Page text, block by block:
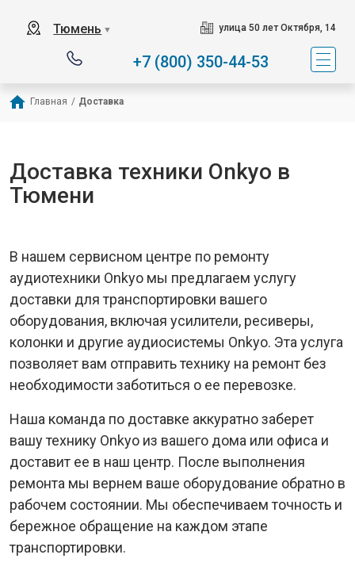
Тюмень ▼ улица 50 лет Октября, 14
+7 (800) 350-44-53
Главная / Доставка
Доставка техники Onkyo в
Тюмени
В нашем сервисном центре по ремонту
аудиотехники Onkyo мы предлагаем услугу
доставки для транспортировки вашего
оборудования, включая усилители, ресиверы,
колонки и другие аудиосистемы Onkyo. Эта услуга
позволяет вам отправить технику на ремонт без
необходимости заботиться о ее перевозке.
Наша команда по доставке аккуратно заберет
вашу технику Onkyo из вашего дома или офиса и
доставит ее в наш центр. После выполнения
ремонта мы вернем ваше оборудование обратно в
рабочем состоянии. Мы обеспечиваем точность и
бережное обращение на каждом этапе
транспортировки.